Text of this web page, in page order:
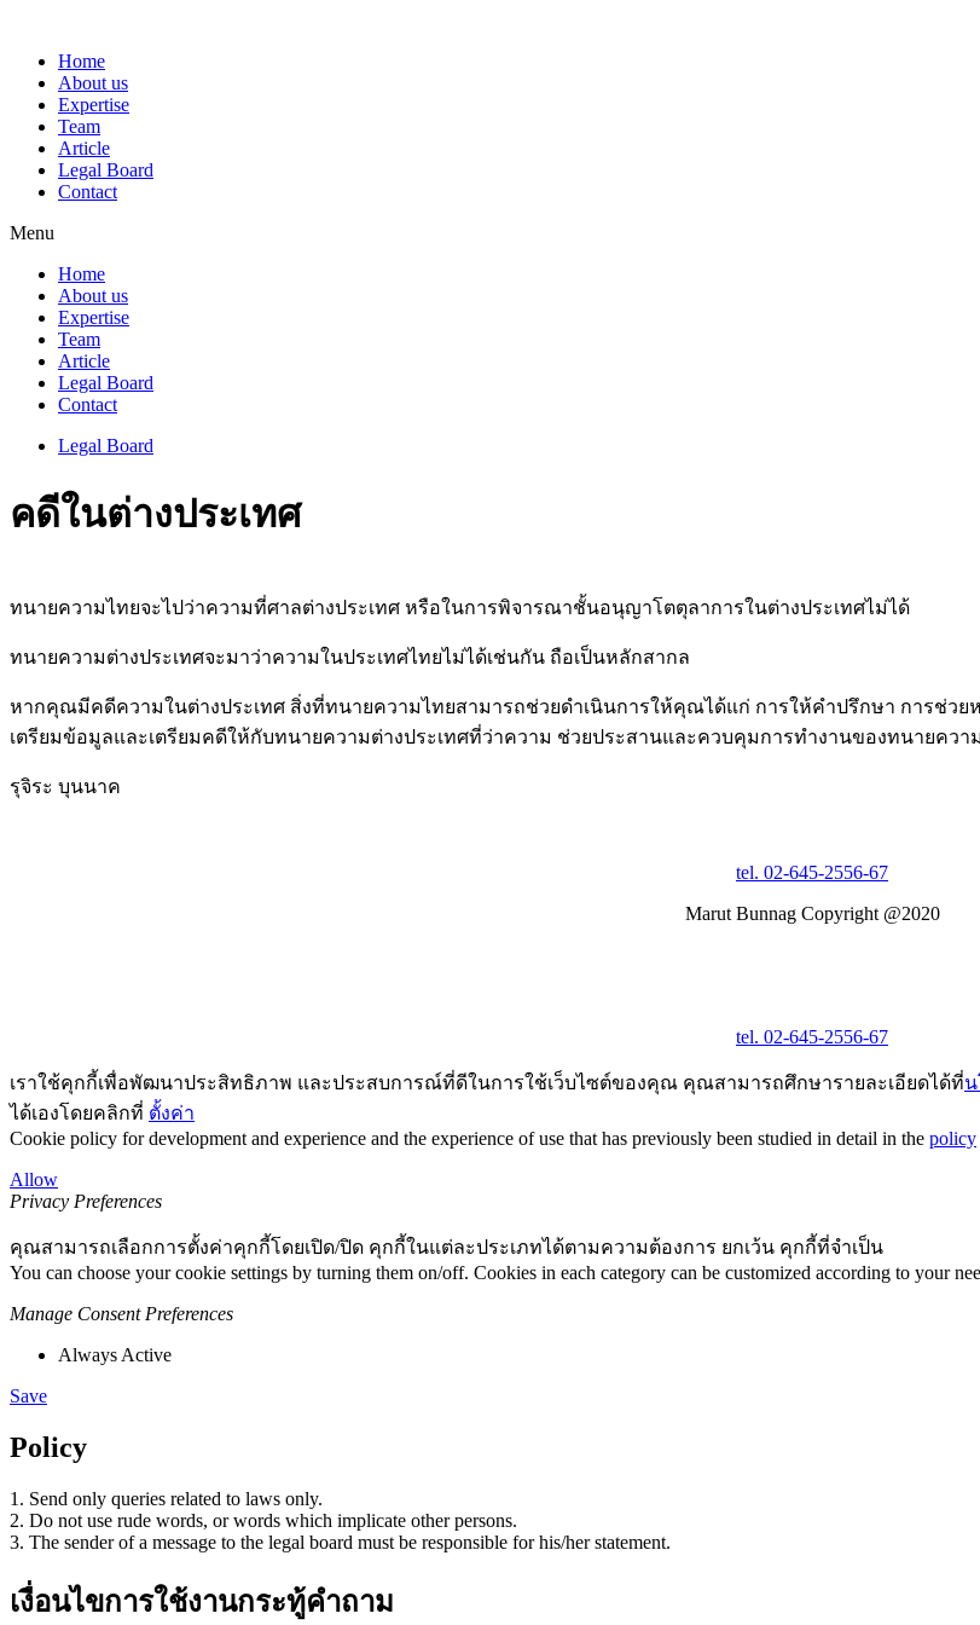
Home
About us
Expertise
Team
Article
Legal Board
Contact
Menu
Home
About us
Expertise
Team
Article
Legal Board
Contact
Legal Board
คดีในต่างประเทศ
ทนายความไทยจะไปว่าความที่ศาลต่างประเทศ หรือในการพิจารณาชั้นอนุญาโตตุลาการในต่างประเทศไม่ได้
ทนายความต่างประเทศจะมาว่าความในประเทศไทยไม่ได้เช่นกัน ถือเป็นหลักสากล
หากคุณมีคดีความในต่างประเทศ สิ่งที่ทนายความไทยสามารถช่วยดำเนินการให้คุณได้แก่ การให้คำปรึกษา การช่
เตรียมข้อมูลและเตรียมคดีให้กับทนายความต่างประเทศที่ว่าความ ช่วยประสานและควบคุมการทำงานของทนายควา
รุจิระ บุนนาค
tel. 02-645-2556-67
Marut Bunnag Copyright @2020
tel. 02-645-2556-67
เราใช้คุกกี้เพื่อพัฒนาประสิทธิภาพ และประสบการณ์ที่ดีในการใช้เว็บไซต์ของคุณ คุณสามารถศึกษารายละเอียดได้ที่
ได้เองโดยคลิกที่ ตั้งค่า
Cookie policy for development and experience and the experience of use that has previously been studied in detail in the policy
Allow
Privacy Preferences
คุณสามารถเลือกการตั้งค่าคุกกี้โดยเปิด/ปิด คุกกี้ในแต่ละประเภทได้ตามความต้องการ ยกเว้น คุกกี้ที่จำเป็น
You can choose your cookie settings by turning them on/off. Cookies in each category can be customized according to your
Manage Consent Preferences
Always Active
Save
Policy
1. Send only queries related to laws only.
2. Do not use rude words, or words which implicate other persons.
3. The sender of a message to the legal board must be responsible for his/her statement.
เงื่อนไขการใช้งานกระทู้คำถาม